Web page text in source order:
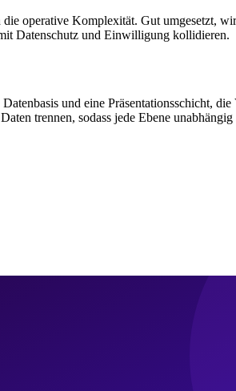
operative Komplexität. Gut umgesetzt,
Datenschutz und Einwilligung kollidieren.
und eine Präsentationsschicht,
trennen, sodass jede Ebene